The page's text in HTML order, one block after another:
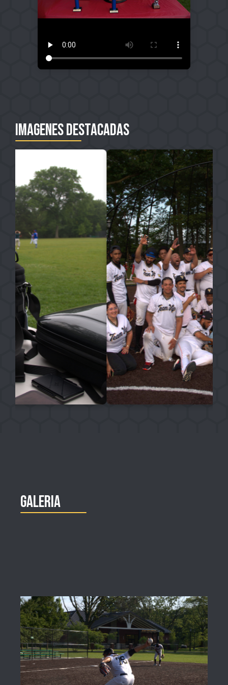
Imagenes destacadas
Galeria